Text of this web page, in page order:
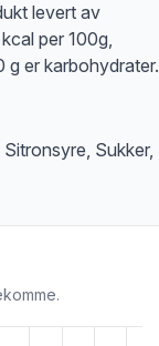
levert av
per 100g,
g er karbohydrater.
Sukker,